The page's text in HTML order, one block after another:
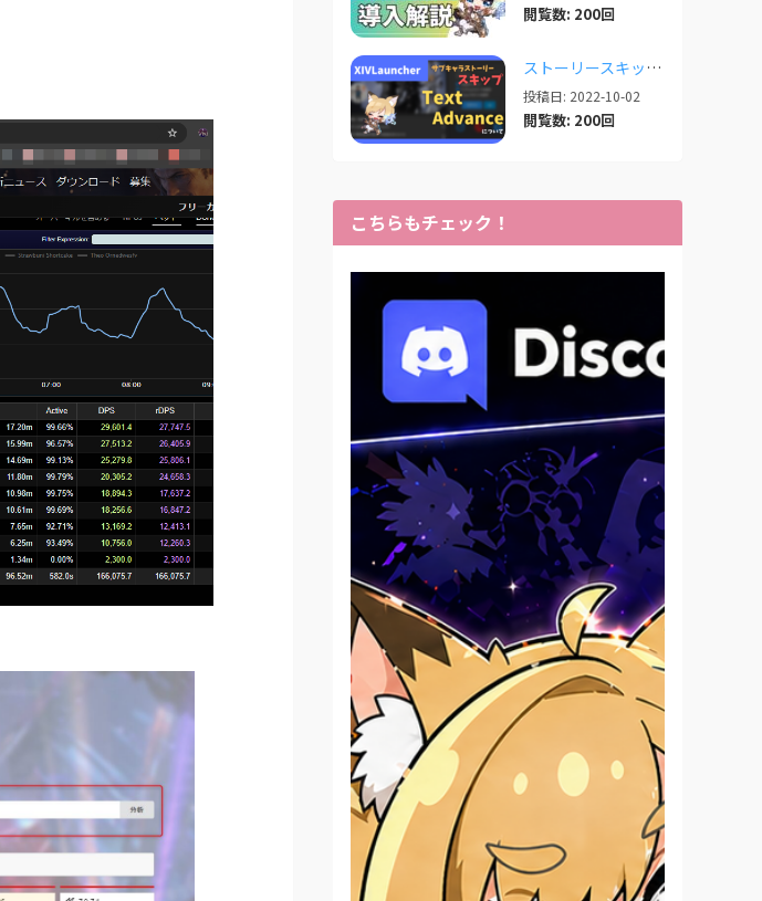
閲覧数: 200回
ストーリースキップ補助「TextAdvance」について【2025/05/21更新】
投稿日: 2022-10-02
閲覧数: 200回
こちらもチェック！